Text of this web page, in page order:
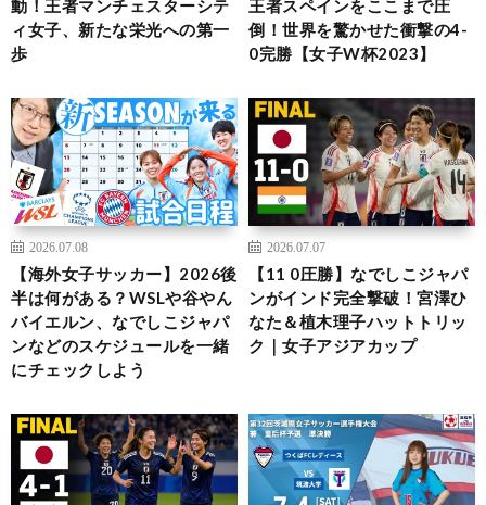
動！王者マンチェスターシテ
ィ女子、新たな栄光への第一
歩
王者スペインをここまで圧
倒！世界を驚かせた衝撃の4-
0完勝【女子W杯2023】
2026.07.08
【海外女子サッカー】2026後
半は何がある？WSLや谷やん
バイエルン、なでしこジャパ
ンなどのスケジュールを一緒
にチェックしよう
2026.07.07
【11 0圧勝】なでしこジャパ
ンがインド完全撃破！宮澤ひ
なた＆植木理子ハットトリッ
ク｜女子アジアカップ